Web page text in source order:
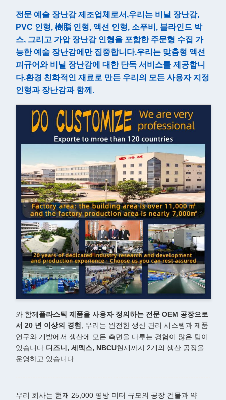
전문 예술 장난감 제조업체로서 ,우리는 비닐 장난감,
PVC 인형, 樹脂 인형, 액션 인형, 소푸비, 블라인드 박
스, 그리고 가압 장난감 인형을 포함한 주문형 수집 가
능한 예술 장난감에만 집중합니다.우리는 맞춤형 액션
피규어와 비닐 장난감에 대한 단독 서비스를 제공합니
다.환경 친화적인 재료로 만든 우리의 모든 사용자 지정
인형과 장난감과 함께.
와 함께플라스틱 제품을 사용자 정의하는 전문 OEM 공장으로
서 20 년 이상의 경험
, 우리는 완전한 생산 관리 시스템과 제품
연구와 개발에서 생산에 모든 측면을 다루는 경험이 많은 팀이
있습니다. 디즈니, 세덱스, NBCU현재까지 2개의 생산 공장을
운영하고 있습니다.
우리 회사는 현재 25,000 평방 미터 규모의 공장 건물과 약